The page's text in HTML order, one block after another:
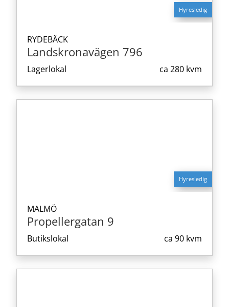
Hyresledig
RYDEBÄCK
Landskronavägen 796
Lagerlokal ca 280 kvm
Hyresledig
MALMÖ
Propellergatan 9
Butikslokal ca 90 kvm